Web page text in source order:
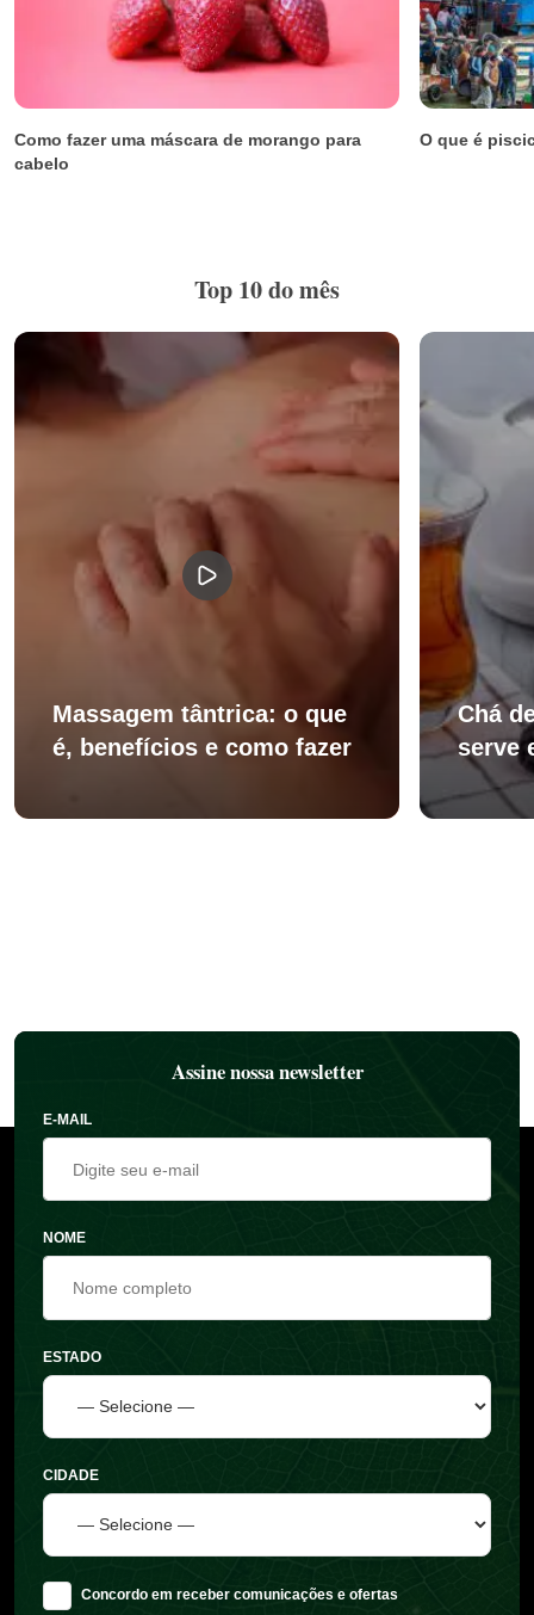
Como fazer uma máscara de morango para
cabelo
O que é
Top 10 do mês
Massagem tântrica: o que
é, benefícios e como fazer
Chá
serve
Assine nossa newsletter
E-MAIL
NOME
ESTADO
CIDADE
Concordo em receber comunicações e ofertas